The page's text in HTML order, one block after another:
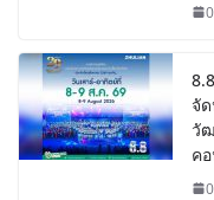
จั
วั
ค